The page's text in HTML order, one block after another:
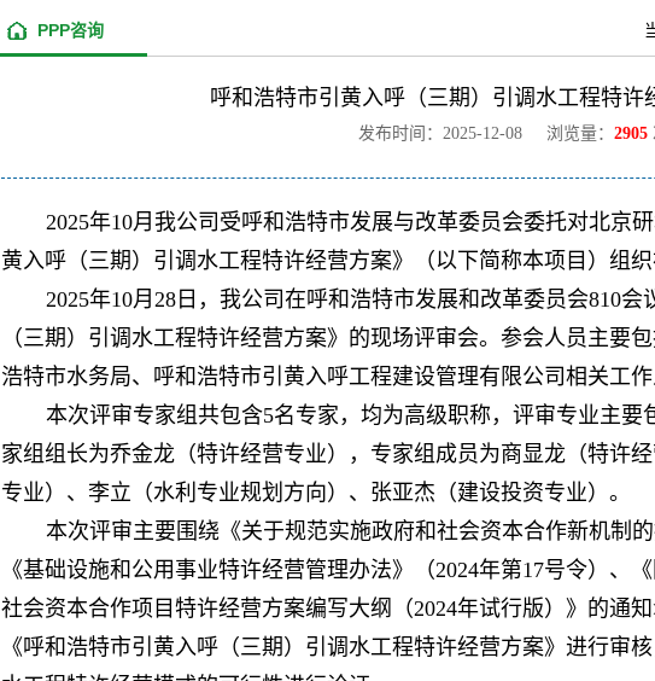
PPP咨询
呼和浩特市引黄入呼（三期）引调水工程特许
发布时间：2025-12-08 浏览量： 2905
2025年10月我公司受呼和浩特市发展与改革委员会委托对北京
黄入呼（三期）引调水工程特许经营方案》（以下简称本项目）组织
2025年10月28日，我公司在呼和浩特市发展和改革委员会810会
（三期）引调水工程特许经营方案》的现场评审会。参会人员主要
浩特市水务局、呼和浩特市引黄入呼工程建设管理有限公司相关工作
本次评审专家组共包含5名专家，均为高级职称，评审专业主
家组组长为乔金龙（特许经营专业），专家组成员为商显龙（特许
专业）、李立（水利专业规划方向）、张亚杰（建设投资专业）。
本次评审主要围绕《关于规范实施政府和社会资本合作新机制的
《基础设施和公用事业特许经营管理办法》（2024年第17号令）、
社会资本合作项目特许经营方案编写大纲（2024年试行版）》的通
《呼和浩特市引黄入呼（三期）引调水工程特许经营方案》进行审